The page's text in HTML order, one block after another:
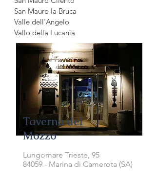
San Mauro la Bruca
Valle dell'Angelo
Vallo della Lucania
Taverna del
Mozzo
Lungomare Trieste, 95
84059 - Marina di Camerota (SA)